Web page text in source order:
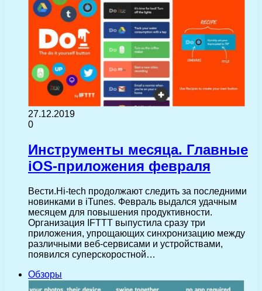
27.12.2019
0
Инструменты месяца. Главные
iOS-приложения февраля
Вести.Hi-tech продолжают следить за последними
новинками в iTunes. Февраль выдался удачным
месяцем для повышения продуктивности.
Организация IFTTT выпустила сразу три
приложения, упрощающих синхронизацию между
различными веб-сервисами и устройствами,
появился суперскоростной…
Обзоры